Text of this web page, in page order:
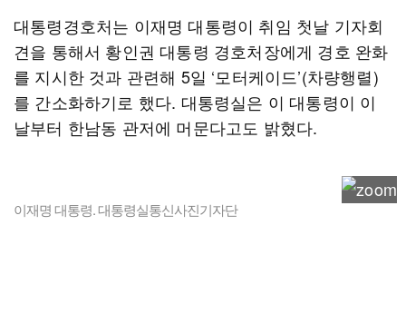
대통령경호처는 이재명 대통령이 취임 첫날 기자회
견을 통해서 황인권 대통령 경호처장에게 경호 완화
를 지시한 것과 관련해 5일 ‘모터케이드’(차량행렬)
를 간소화하기로 했다. 대통령실은 이 대통령이 이
날부터 한남동 관저에 머문다고도 밝혔다.
이재명 대통령. 대통령실통신사진기자단